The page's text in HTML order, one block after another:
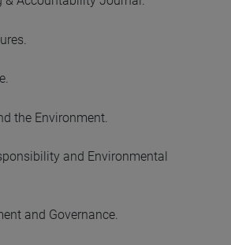
the Environment.
and Environmental
and Governance.